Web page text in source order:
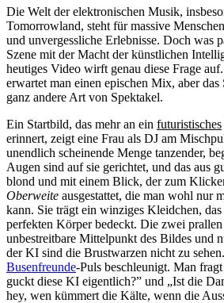
Die Welt der elektronischen Musik,
Tomorrowland, steht für massive
und unvergessliche Erlebnisse. Doch was
Szene mit der Macht der künstlichen
heutiges Video wirft genau diese Frage
erwartet man einen epischen Mix, aber
ganz andere Art von Spektakel.
Ein Startbild, das mehr an ein futuristisches
erinnert, zeigt eine Frau als DJ am
unendlich scheinende Menge tanzender,
Augen sind auf sie gerichtet, und das aus
blond und mit einem Blick, der zum
Oberweite ausgestattet, die man wohl nur
kann. Sie trägt ein winziges Kleidchen,
perfekten Körper bedeckt. Die zwei
unbestreitbare Mittelpunkt des Bildes und
der KI sind die Brustwarzen nicht zu
Busenfreunde-Puls beschleunigt. Man
guckt diese KI eigentlich?” und „Ist die
hey, wen kümmert die Kälte, wenn die